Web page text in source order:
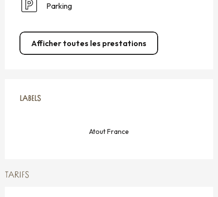
Parking
Afficher toutes les prestations
LABELS
LABELS
Atout France
TARIFS